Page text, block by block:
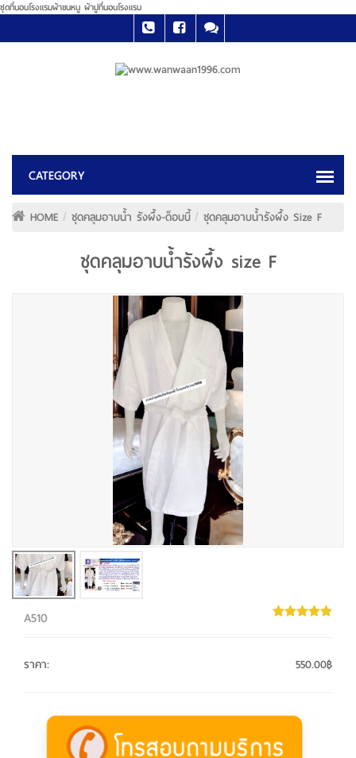
ชุดที่นอนโรงแรมผ้าขนหนู ผ้าปูที่นอนโรงแรม
HOME ชุดคลุมอาบน้ำ รังผึ้ง-ด็อบบี้ ชุดคลุมอาบน้ำรังผึ้ง Size F
ชุดคลุมอาบน้ำรังผึ้ง size F
A510
ราคา: 550.00฿